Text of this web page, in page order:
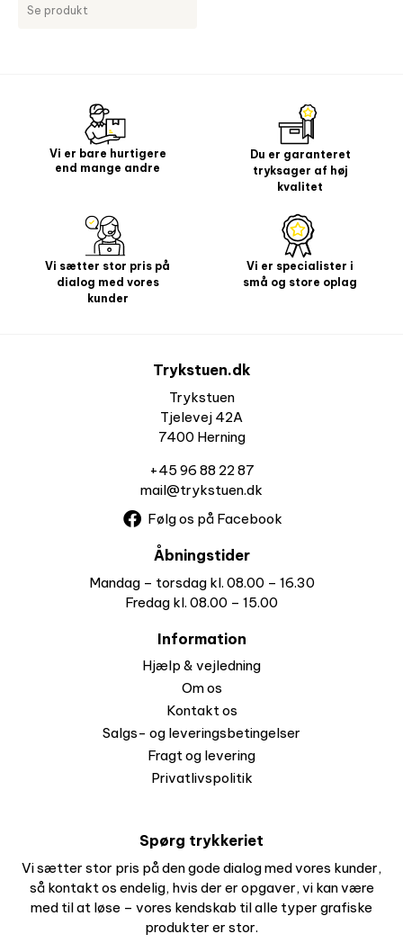
Se produkt
Vi er bare hurtigere
end mange andre
Du er garanteret
tryksager af høj
kvalitet
Vi sætter stor pris på
dialog med vores
kunder
Vi er specialister i
små og store oplag
Trykstuen.dk
Trykstuen
Tjelevej 42A
7400 Herning
+45 96 88 22 87
mail@trykstuen.dk
Følg os på Facebook
Åbningstider
Mandag – torsdag kl. 08.00 – 16.30
Fredag kl. 08.00 – 15.00
Information
Hjælp & vejledning
Om os
Kontakt os
Salgs- og leveringsbetingelser
Fragt og levering
Privatlivspolitik
Spørg trykkeriet
Vi sætter stor pris på den gode dialog med vores kunder,
så kontakt os endelig, hvis der er opgaver, vi kan være
med til at løse – vores kendskab til alle typer grafiske
produkter er stor.